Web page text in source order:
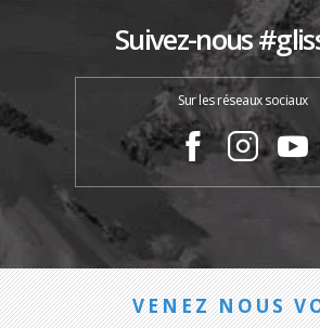
Suivez-nous
Sur les réseaux sociaux
VENEZ NOUS